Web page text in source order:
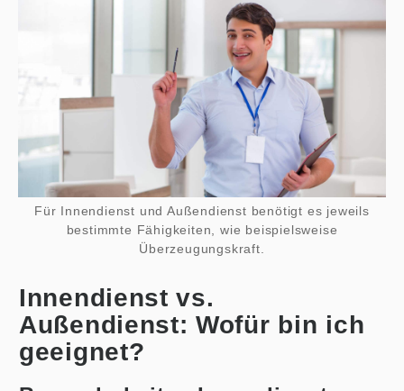
Für Innendienst und Außendienst benötigt es jeweils
bestimmte Fähigkeiten, wie beispielsweise
Überzeugungskraft.
Innendienst vs.
Außendienst: Wofür bin ich
geeignet?